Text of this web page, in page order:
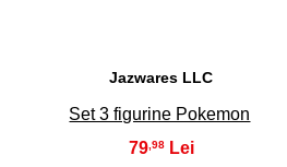
Jazwares LLC
Set 3 figurine Pokemon
79,98